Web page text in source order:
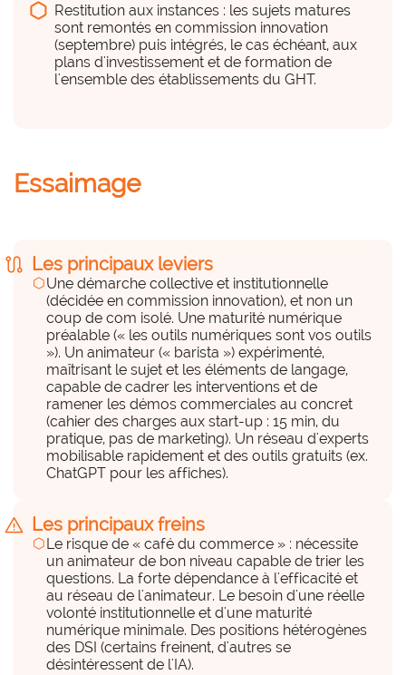
Restitution aux instances : les sujets matures
sont remontés en commission innovation
(septembre) puis intégrés, le cas échéant, aux
plans d'investissement et de formation de
l'ensemble des établissements du GHT.
Essaimage
route Les principaux leviers
hexagonUne démarche collective et institutionnelle
(décidée en commission innovation), et non un
coup de com isolé. Une maturité numérique
préalable (« les outils numériques sont vos outils
»). Un animateur (« barista ») expérimenté,
maîtrisant le sujet et les éléments de langage,
capable de cadrer les interventions et de
ramener les démos commerciales au concret
(cahier des charges aux start-up : 15 min, du
pratique, pas de marketing). Un réseau d'experts
mobilisable rapidement et des outils gratuits (ex.
ChatGPT pour les affiches).
warning Les principaux freins
hexagonLe risque de « café du commerce » : nécessite
un animateur de bon niveau capable de trier les
questions. La forte dépendance à l'efficacité et
au réseau de l'animateur. Le besoin d'une réelle
volonté institutionnelle et d'une maturité
numérique minimale. Des positions hétérogènes
des DSI (certains freinent, d'autres se
désintéressent de l'IA).
Des compétences en interne
hexagon_r0
a considérer
(prestations externes)
Experts et start-up partenaires (ex. Delos)
Des équipements, du matériel
hexagon_r0
Peu
Teams (visio) + salle + collation conviviale
externes)
hexagon_r0
Peu
Outils gratuits ; coût = temps RH (pistes
BPI/ANFH)